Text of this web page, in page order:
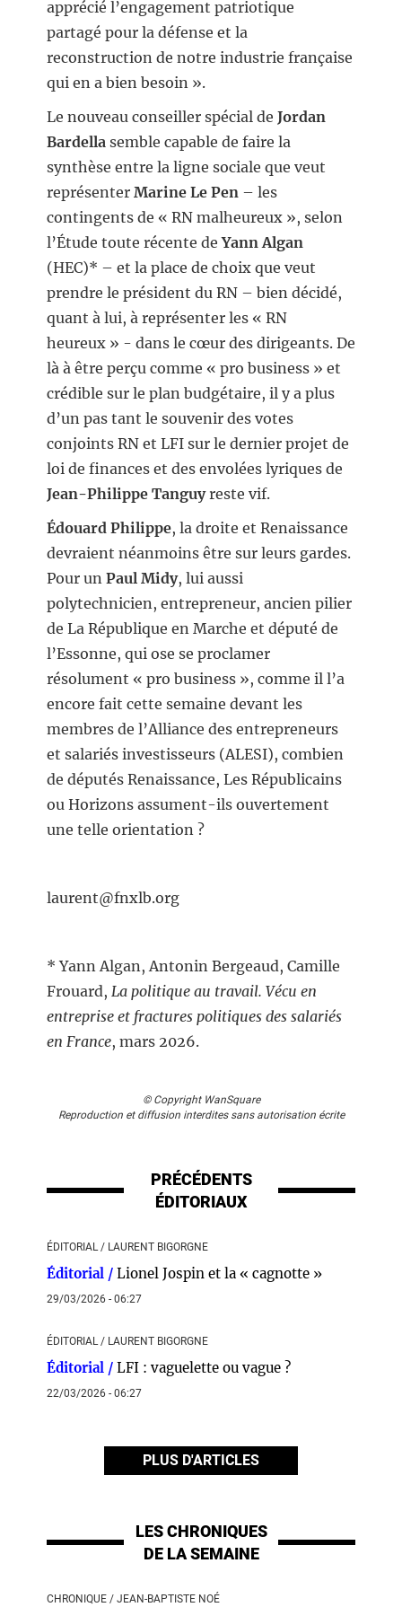
apprécié l’engagement patriotique
partagé pour la défense et la
reconstruction de notre industrie française
qui en a bien besoin ».
Le nouveau conseiller spécial de Jordan
Bardella semble capable de faire la
synthèse entre la ligne sociale que veut
représenter Marine Le Pen – les
contingents de « RN malheureux », selon
l’Étude toute récente deYann Algan
(HEC)* – et la place de choix que veut
prendre le président du RN – bien décidé,
quant à lui, à représenter les « RN
heureux » - dans le cœur des dirigeants. De
là à être perçu comme « pro business » et
crédible sur le plan budgétaire, il y a plus
d’un pas tant le souvenir des votes
conjoints RN et LFI sur le dernier projet de
loi de finances et des envolées lyriques de
Jean-Philippe Tanguyreste vif.
Édouard Philippe, la droite et Renaissance
devraient néanmoins être sur leurs gardes.
Pour un Paul Midy, lui aussi
polytechnicien, entrepreneur, ancien pilier
de La République en Marche et député de
l’Essonne, qui ose se proclamer
résolument « pro business », comme il l’a
encore fait cette semaine devant les
membres de l’Alliance des entrepreneurs
et salariés investisseurs (ALESI), combien
de députés Renaissance, Les Républicains
ou Horizons assument-ils ouvertement
une telle orientation ?
laurent@fnxlb.org
* Yann Algan, Antonin Bergeaud, Camille
Frouard, La politique au travail. Vécu en
entreprise et fractures politiques des salariés
en France, mars 2026.
© Copyright WanSquare
Reproduction et diffusion interdites sans autorisation écrite
PRÉCÉDENTS
ÉDITORIAUX
ÉDITORIAL / LAURENT BIGORGNE
Éditorial / Lionel Jospin et la « cagnotte »
29/03/2026 - 06:27
ÉDITORIAL / LAURENT BIGORGNE
Éditorial / LFI : vaguelette ou vague ?
22/03/2026 - 06:27
PLUS D'ARTICLES
LES CHRONIQUES
DE LA SEMAINE
CHRONIQUE / JEAN-BAPTISTE NOÉ